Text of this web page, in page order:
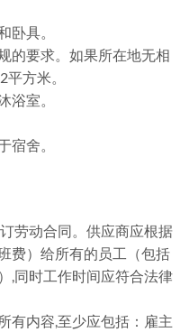
卧具。
的要求。如果所在地无相
方米。
浴室。
宿舍。
劳动合同。供应商应根据
费）给所有的员工（包括
,同时工作时间应符合法律
有内容,至少应包括：雇主